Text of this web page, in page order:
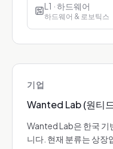
L1 · 하드웨어
하드웨어 & 로보틱스
기업
Wanted Lab (원티
Wanted Lab은 한국 기
니다. 현재 분류는 상장